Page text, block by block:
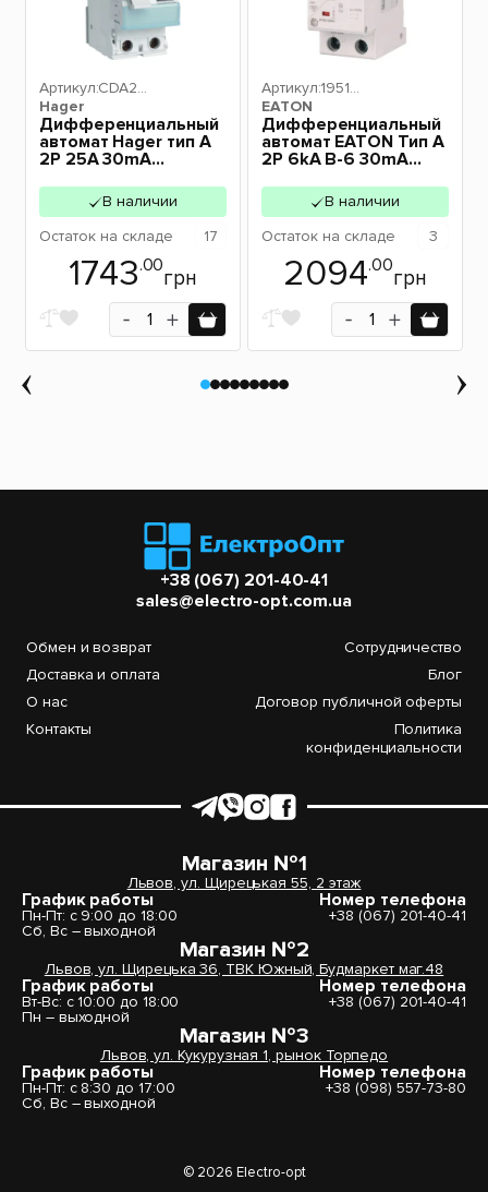
Hager
Артикул:CDA22
Дифференциальный
автомат Hager тип А
2P 25А 30mA
В наличии
Остаток на складе 17
1743.00
грн
EATON
Артикул:19513
Дифференциальный
автомат EATON Тип А
2P 6kA B-6 30mA
В наличии
Остаток на складе 3
2094.00
грн
+38 (067) 201-40-41
sales@electro-opt.com.ua
Обмен и возврат
Доставка и оплата
О нас
Контакты
Сотрудничество
Блог
Договор публичной оферты
Политика
конфиденциальности
Магазин №1
Львов, ул. Щирецькая 55, 2 этаж
График работы
Пн-Пт: с 9:00 до 18:00
Сб, Вс – выходной
Номер телефона
+38 (067) 201-40-41
Магазин №2
Львов, ул. Щирецька 36, ТВК Южный, Будмаркет маг.48
График работы
Вт-Вс: с 10:00 до 18:00
Пн – выходной
Номер телефона
+38 (067) 201-40-41
Магазин №3
Львов, ул. Кукурузная 1, рынок Торпедо
График работы
Пн-Пт: с 8:30 до 17:00
Сб, Вс – выходной
Номер телефона
+38 (098) 557-73-80
© 2026 Electro-opt